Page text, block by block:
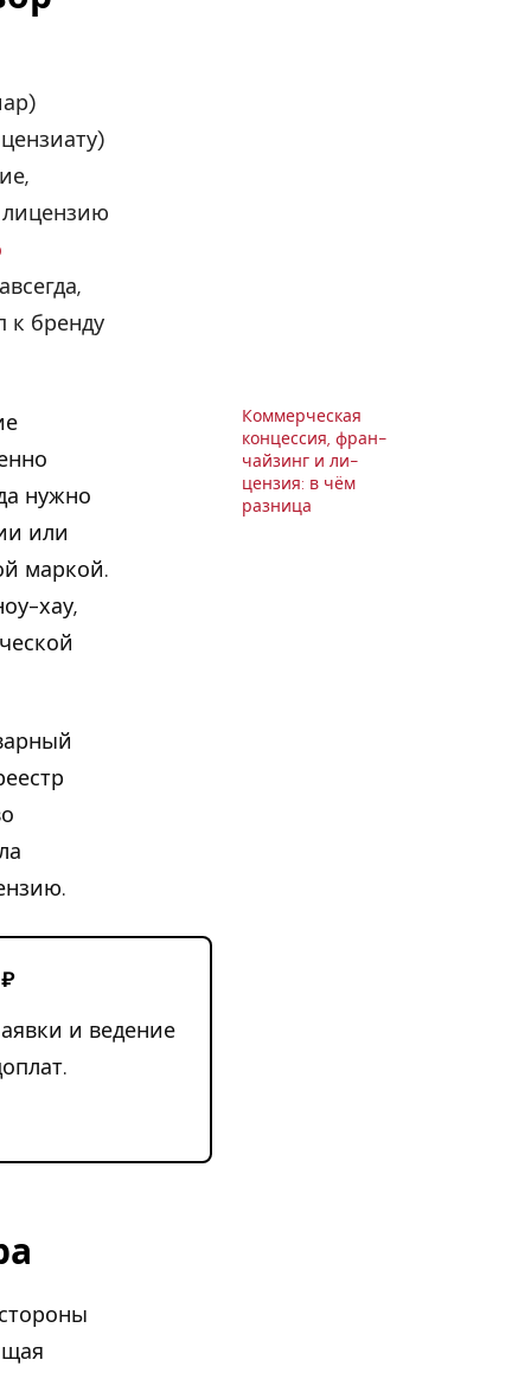
лицензию
к бренду
нужно
или
маркой.
хау,
Ком­мер­че­ская
кон­цес­сия, фран­
чай­зинг и ли­
цен­зия: в чём
разница
и ведение